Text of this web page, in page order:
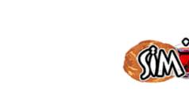
Dolaşıma
geç
İçeriğe
geç